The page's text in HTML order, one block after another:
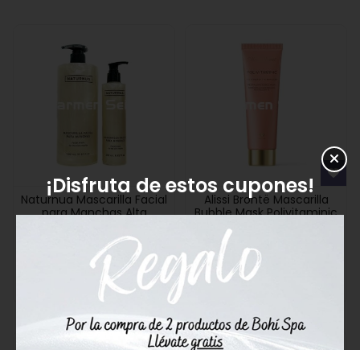
Naturnua Mascarilla Facial
para Manchas Alta
17,00€
Comprar
Alissi Brontë Mascarilla
Bubble Mask Polivitaminic
Comprar
¡Disfruta de estos cupones!